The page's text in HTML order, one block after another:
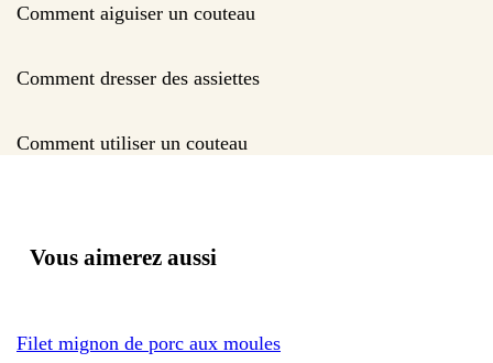
Comment aiguiser un couteau
Comment dresser des assiettes
Comment utiliser un couteau
Vous aimerez aussi
Filet mignon de porc aux moules